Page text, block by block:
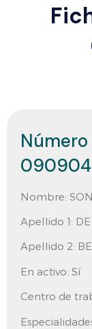
Nombre:
Apellido 1:
Apellido 2:
En activo: Sí
Centro de